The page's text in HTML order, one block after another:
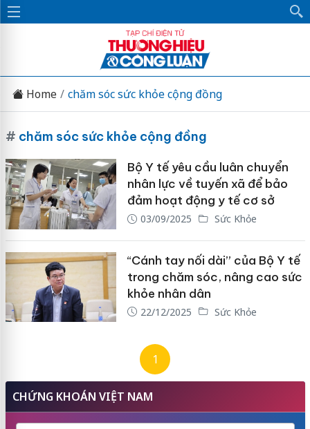
Home chăm sóc sức khỏe cộng đồng
# chăm sóc sức khỏe cộng đồng
Bộ Y tế yêu cầu luân chuyển
nhân lực về tuyến xã để bảo
đảm hoạt động y tế cơ sở
03/09/2025 Sức Khỏe
“Cánh tay nối dài” của Bộ Y tế
trong chăm sóc, nâng cao sức
khỏe nhân dân
22/12/2025 Sức Khỏe
1
CHỨNG KHOÁN VIỆT NAM